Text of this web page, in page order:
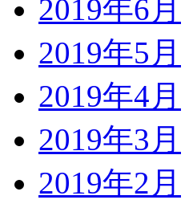
2019年6月
2019年5月
2019年4月
2019年3月
2019年2月